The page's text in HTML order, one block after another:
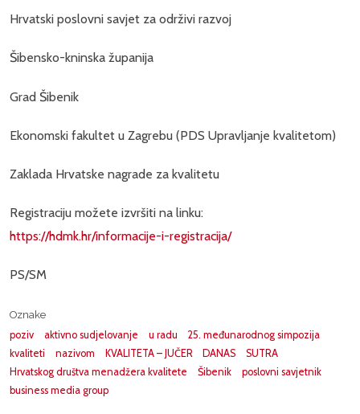
Hrvatski poslovni savjet za održivi razvoj
Šibensko-kninska županija
Grad Šibenik
Ekonomski fakultet u Zagrebu (PDS Upravljanje kvalitetom)
Zaklada Hrvatske nagrade za kvalitetu
Registraciju možete izvršiti na linku:
https://hdmk.hr/informacije-i-registracija/
PS/SM
Oznake
poziv
aktivno sudjelovanje u radu
25. međunarodnog simpozija
kvaliteti
nazivom KVALITETA – JUČER DANAS
SUTRA
Hrvatskog društva menadžera kvalitete
Šibenik
poslovni savjetnik
business media group